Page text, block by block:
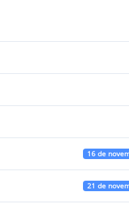
16 de
21 de